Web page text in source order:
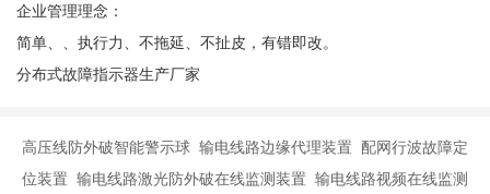
企业管理理念：
简单、、执行力、不拖延、不扯皮，有错即改。
分布式故障指示器生产厂家
高压线防外破智能警示球 输电线路边缘代理装置 配网行波故障定
位装置 输电线路激光防外破在线监测装置 输电线路视频在线监测